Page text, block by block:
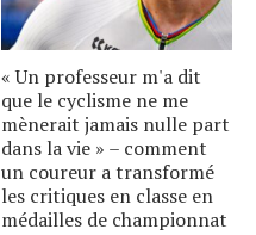
« Un professeur m'a dit
que le cyclisme ne me
mènerait jamais nulle part
dans la vie » – comment
un coureur a transformé
les critiques en classe en
médailles de championnat